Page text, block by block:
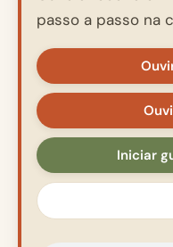
passo a passo na
Iniciar